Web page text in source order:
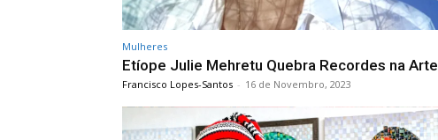
Mulheres
Etíope Julie Mehretu Quebra Recordes na Arte
Francisco Lopes-Santos - 16 de Novembro, 2023